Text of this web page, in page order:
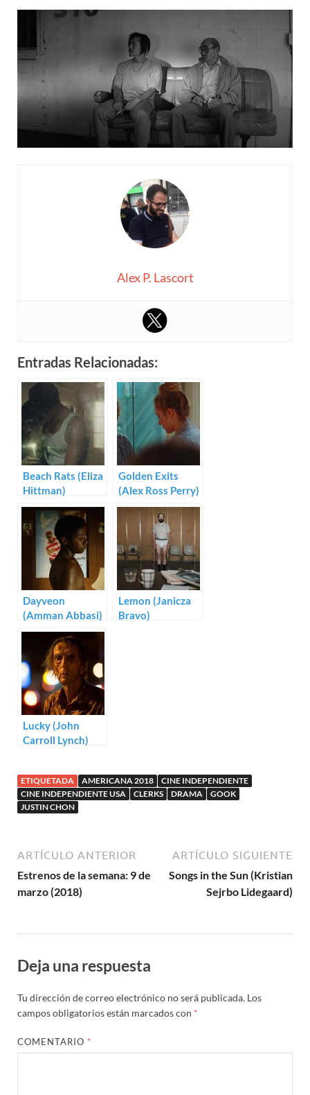
Alex P. Lascort
Entradas Relacionadas:
Beach Rats (Eliza
Hittman)
Golden Exits
(Alex Ross Perry)
Dayveon
(Amman Abbasi)
Lemon (Janicza
Bravo)
Lucky (John
Carroll Lynch)
ETIQUETADA AMERICANA 2018
CINE INDEPENDIENTE
CINE INDEPENDIENTE USA
CLERKS DRAMA
GOOK
JUSTIN CHON
ARTÍCULO ANTERIOR
Estrenos de la semana: 9 de
marzo (2018)
ARTÍCULO SIGUIENTE
Songs in the Sun (Kristian
Sejrbo Lidegaard)
Deja una respuesta
Tu dirección de correo electrónico no será publicada. Los
campos obligatorios están marcados con *
COMENTARIO *